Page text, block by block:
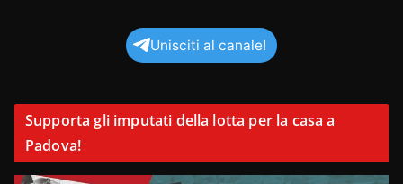
Unisciti al canale!
Supporta gli imputati della lotta per la casa a
Padova!